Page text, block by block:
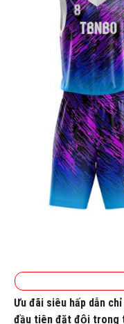
Ưu đãi siêu hấp dẫn
đầu tiên đặt đội trong